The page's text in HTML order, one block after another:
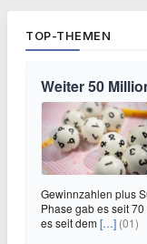
TOP-THEMEN
Weiter 50
Gewinnzahlen plus
Phase gab es seit
es seit dem[…] (01)